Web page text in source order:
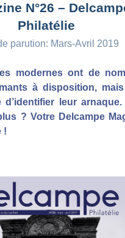
N°26 –
Philatélie
parution: Mars-Avril 2019
modernes ont de
à disposition,
d’identifier leur arnaque.
? Votre Delcampe
!